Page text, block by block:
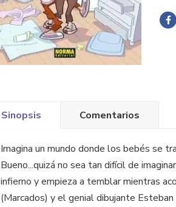
Sinopsis Comentarios
Imagina un mundo donde los bebés se
Bueno...quizá no sea tan difícil de
infierno y empieza a temblar mientras
(Marcados) y el genial dibujante